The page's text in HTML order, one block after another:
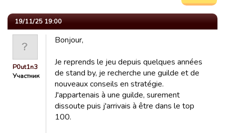
19/11/25 19:00
P0ut1n3
Участник
Bonjour,
Je reprends le jeu depuis quelques années
de stand by, je recherche une guilde et de
nouveaux conseils en stratégie.
J'appartenais à une guilde, surement
dissoute puis j'arrivais à être dans le top
100.